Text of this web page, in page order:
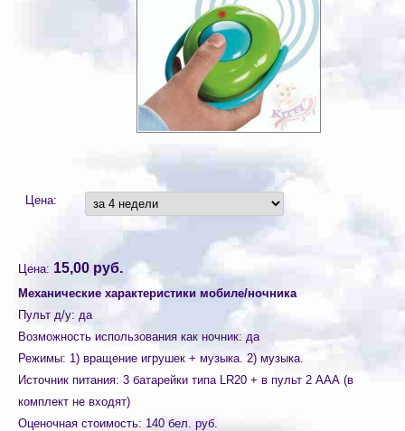
Цена:
Цена: 15,00 руб.
Механические характеристики мобиле/ночника
Пульт д/у: да
Возможность использования как ночник: да
Режимы: 1) вращение игрушек + музыка. 2) музыка.
Источник питания: 3 батарейки типа LR20 + в пульт 2 ААА (в
комплект не входят)
Оценочная стоимость: 140 бел. руб.